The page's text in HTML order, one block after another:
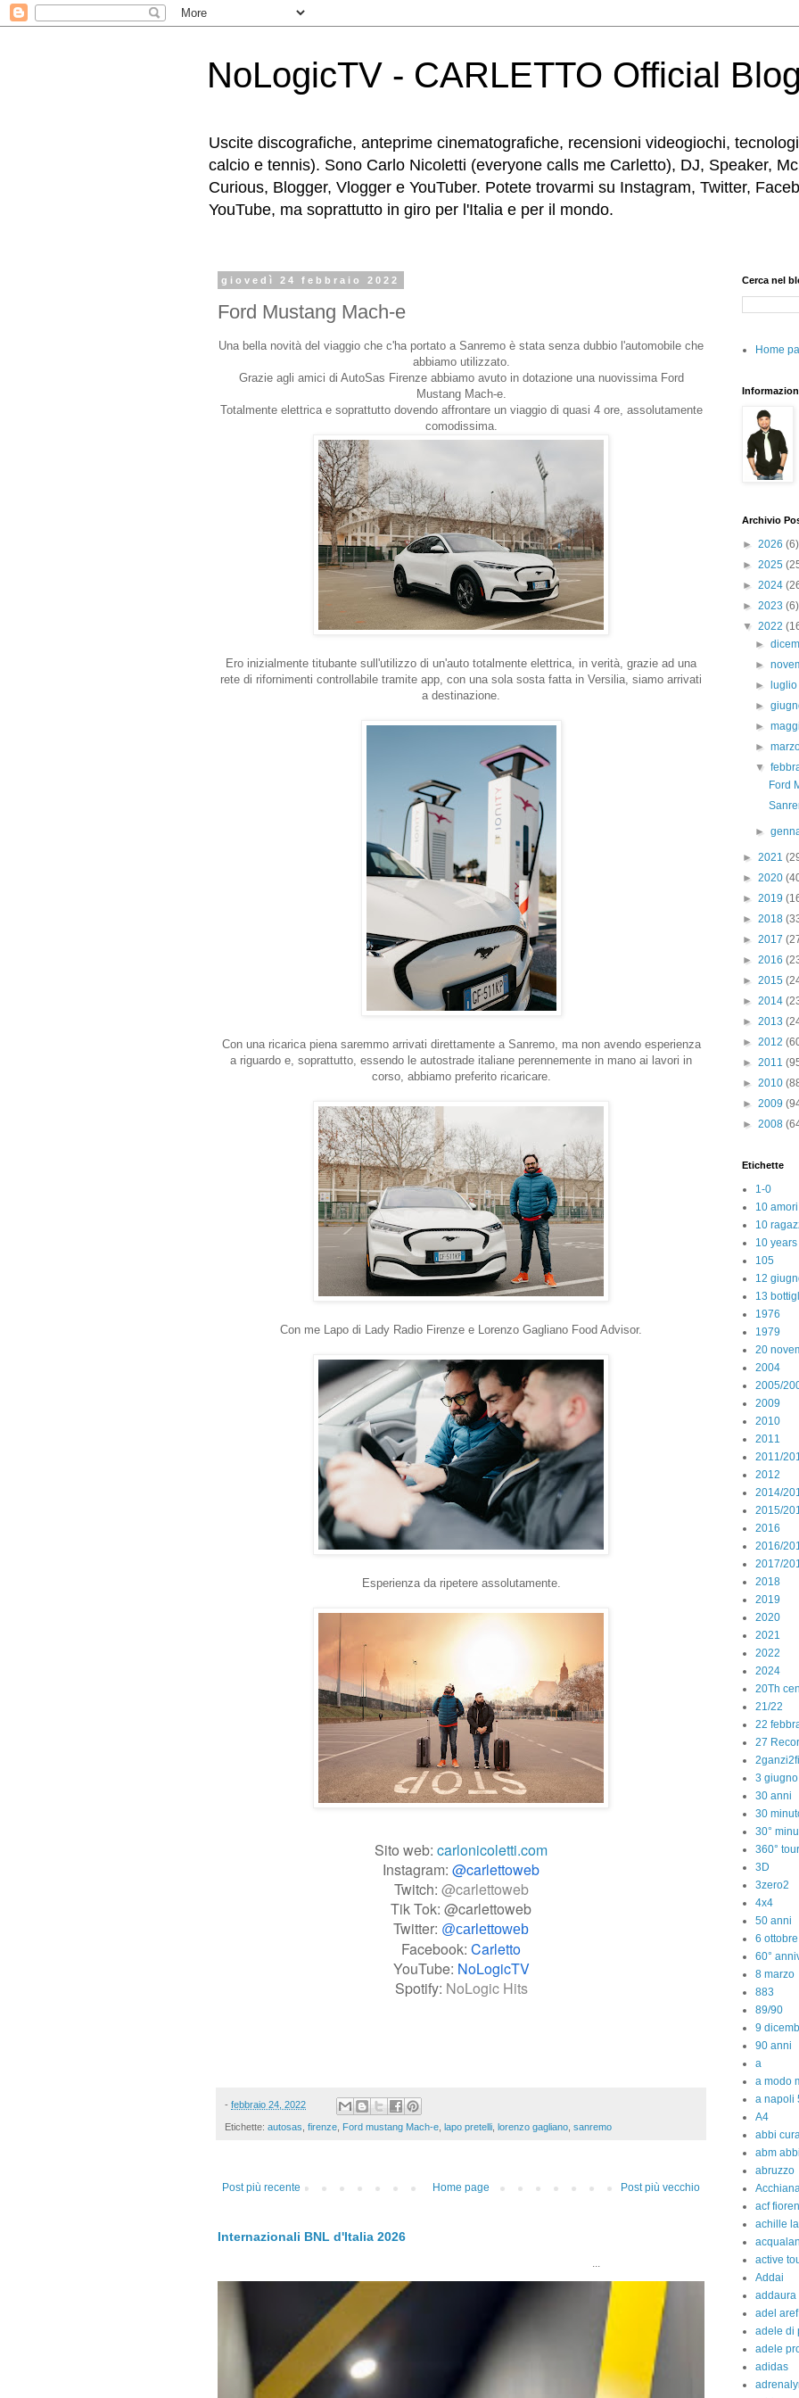
NoLogicTV - CARLETTO Official Blog
Uscite discografiche, anteprime cinematografiche, recensioni videogiochi,
calcio e tennis). Sono Carlo Nicoletti (everyone calls me Carletto), DJ, Speaker,
Curious, Blogger, Vlogger e YouTuber. Potete trovarmi su Instagram, Twitter,
YouTube, ma soprattutto in giro per l'Italia e per il mondo.
giovedì 24 febbraio 2022
Ford Mustang Mach-e
Una bella novità del viaggio che c'ha portato a Sanremo è stata senza dubbio l'automobile che
abbiamo utilizzato.
Grazie agli amici di AutoSas Firenze abbiamo avuto in dotazione una nuovissima Ford
Mustang Mach-e.
Totalmente elettrica e soprattutto dovendo affrontare un viaggio di quasi 4 ore, assolutamente
comodissima.
Ero inizialmente titubante sull'utilizzo di un'auto totalmente elettrica, in verità, grazie ad una
rete di rifornimenti controllabile tramite app, con una sola sosta fatta in Versilia, siamo arrivati
a destinazione.
Con una ricarica piena saremmo arrivati direttamente a Sanremo, ma non avendo esperienza
a riguardo e, soprattutto, essendo le autostrade italiane perennemente in mano ai lavori in
corso, abbiamo preferito ricaricare.
Con me Lapo di Lady Radio Firenze e Lorenzo Gagliano Food Advisor.
Esperienza da ripetere assolutamente.
Sito web: carlonicoletti.com
Instagram: @carlettoweb
Twitch: @carlettoweb
Tik Tok: @carlettoweb
Twitter: @carlettoweb
Facebook: Carletto
YouTube: NoLogicTV
Spotify: NoLogic Hits
- febbraio 24, 2022
Etichette: autosas firenze Ford mustang Mach-e lapo pretelli lorenzo gagliano sanremo
Post più recente Post più vecchio
Home page
Internazionali BNL d'Italia 2026
Cerca nel
Home
Archivio
► 2026 (6)
► 2025
► 2024
► 2023 (6)
▼ 2022
►
►
►
►
►
►
▼
Ford
►
► 2021
► 2020
► 2019
► 2018
► 2017
► 2016
► 2015
► 2014
► 2013
► 2012
► 2011
► 2010
► 2009
► 2008
Etichette
1-0
10 amori
10
10 years
105
12
13
1976
1979
20
2004
2005/
2009
2010
2011
2011/
2012
2014/
2015/
2016
2016/
2017/
2018
2019
2020
2021
2022
2024
20Th
21/22
22
27
3
30 anni
30
30°
360° tour
3D
3zero2
4x4
50 anni
6
60°
8 marzo
883
89/90
9
90 anni
a
a modo
a napoli
A4
abbi
abm
abruzzo
acf
achille
active
Addai
addaura
adel aref
adele di
adele
adidas